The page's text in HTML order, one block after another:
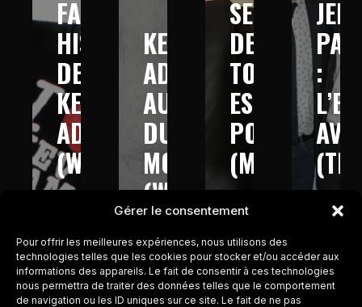
Gérer le consentement
Pour offrir les meilleures expériences, nous utilisons des
technologies telles que les cookies pour stocker et/ou accéder aux
informations des appareils. Le fait de consentir à ces technologies
nous permettra de traiter des données telles que le comportement
de navigation ou les ID uniques sur ce site. Le fait de ne pas
FABULEUSE
HISTOIRE
DE
KEV
ADAMS
(W9
–
2013)
KEV
ADAMS
AUTOUR
DU
MONDE
(W9-
2016)
SECRETS
DE
TOUT
EST
POSSIBLE
(M6
–
2017)
JEFF
:
–